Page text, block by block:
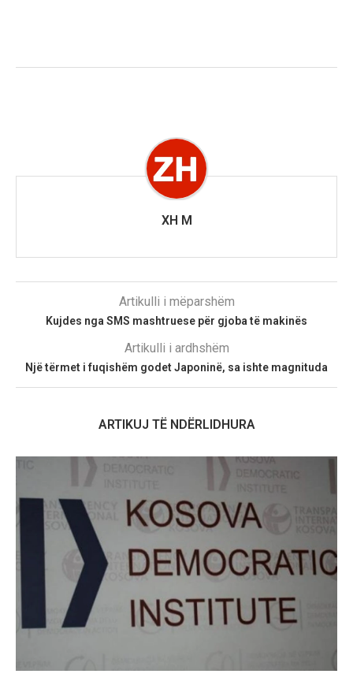
XH M
Artikulli i mëparshëm
Kujdes nga SMS mashtruese për gjoba të makinës
Artikulli i ardhshëm
Një tërmet i fuqishëm godet Japoninë, sa ishte magnituda
ARTIKUJ TË NDËRLIDHURA